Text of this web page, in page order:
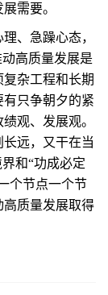
需要。
、急躁心态，
高质量发展是
杂工程和长期
只争朝夕的紧
观、发展观。
远，又干在当
和“功成必定
个节点一个节
高质量发展取得